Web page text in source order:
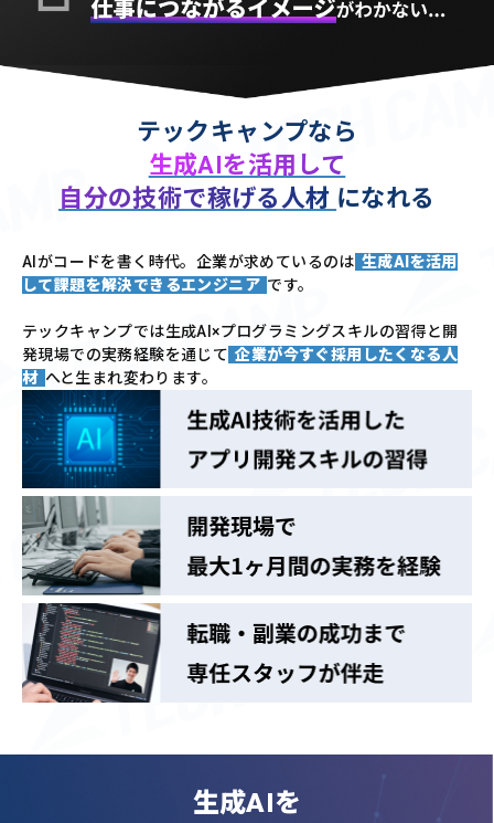
テックキャンプなら
生成AIを活用して
自分の技術で稼げる人材 になれる
AIがコードを書く時代。企業が求めているのは 生成AIを活用
して課題を解決できるエンジニア です。
テックキャンプでは生成AI×プログラミングスキルの習得と開
発現場での実務経験を通じて 企業が今すぐ採用したくなる人
材 へと生まれ変わります。
生成AIを